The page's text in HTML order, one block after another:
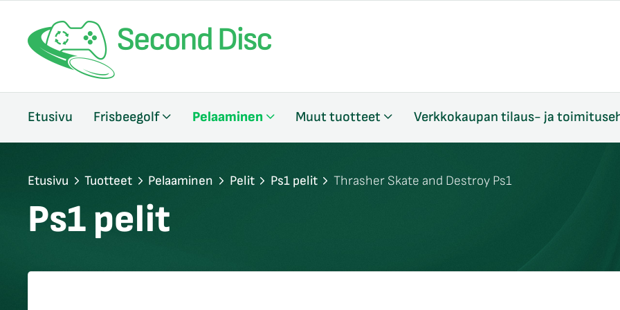
Etusivu Frisbeegolf Pelaaminen Muut tuotteet Verkkokaupan tilaus- ja
Etusivu Tuotteet Pelaaminen Pelit Ps1 pelit Thrasher Skate and Destroy Ps1
Ps1 pelit
sulje
sulje
sulje